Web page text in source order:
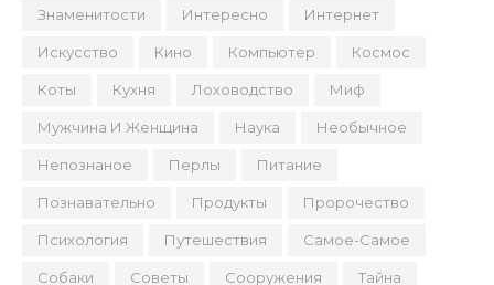
Знаменитости Интересно Интернет
Искусство Кино Компьютер Космос
Коты Кухня Лоховодство Миф
Мужчина И Женщина Наука Необычное
Непознаное Перлы Питание
Познавательно Продукты Пророчество
Психология Путешествия Самое-Самое
Собаки Советы Сооружения Тайна